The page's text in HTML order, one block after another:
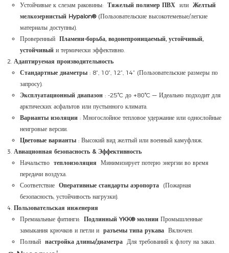
Устойчивые к слезам раковины: Тяжелый полимер ПВХ или Желтый
мелкозернистый Hypalon®(Пользовательские высокотемевые/легкие
материалы доступны).
Проверенный Пламени-борьба, водонепроницаемый, устойчивый,
устойчивый и термически эффективно.
Адаптируемая производительность
Стандартные диаметры : 8”, 10”, 12”, 14” (Пользовательские размеры по
запросу).
Эксплуатационный диапазон : -25°C до +80°C — Идеально подходит для
арктических асфальтов или пустынного климата.
Варианты изоляции : Многослойное тепловое удержание или однослойные
неигровые версии.
Цветовые варианты : Высокий вид желтый или военный камуфляж.
Авиационная безопасность & Эффективность
Начальство теплоизоляция Минимизирует потерю энергии во время
передачи воздуха.
Соответствие Оперативные стандарты аэропорта (Пожарная
безопасность, устойчивость нагрузки).
Пользовательская инженерия
Премиальные фитинги: Подлинный YKK® молнии Промышленные
замыкания крючков и петли и разъемы типа рукава Включен.
Полный настройка длины/диаметра Для требований к флоту на заказ.